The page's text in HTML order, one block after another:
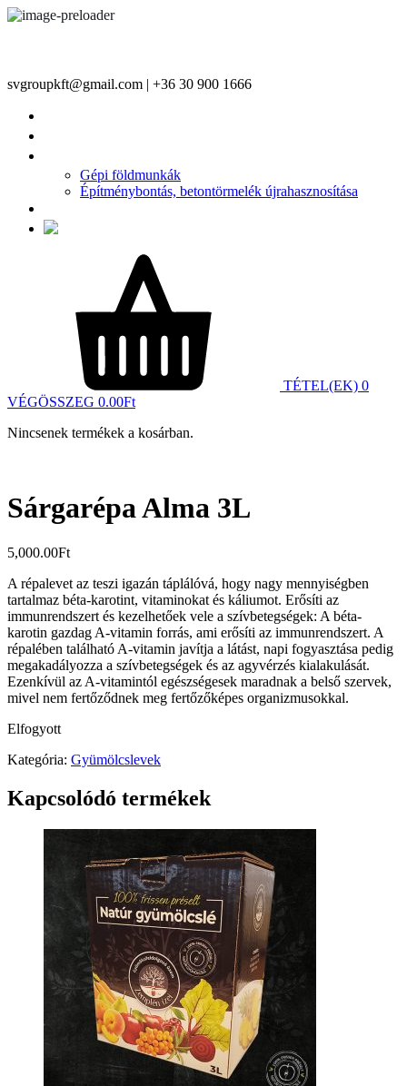
svgroupkft@gmail.com | +36 30 900 1666
Gépi földmunkák
Építménybontás, betontörmelék újrahasznosítása
TÉTEL(EK) 0
VÉGÖSSZEG 0.00Ft
Nincsenek termékek a kosárban.
Sárgarépa Alma 3L
5,000.00Ft
A répalevet az teszi igazán táplálóvá, hogy nagy mennyiségben
tartalmaz béta-karotint, vitaminokat és káliumot. Erősíti az
immunrendszert és kezelhetőek vele a szívbetegségek: A béta-
karotin gazdag A-vitamin forrás, ami erősíti az immunrendszert. A
répalében található A-vitamin javítja a látást, napi fogyasztása pedig
megakadályozza a szívbetegségek és az agyvérzés kialakulását.
Ezenkívül az A-vitamintól egészségesek maradnak a belső szervek,
mivel nem fertőződnek meg fertőzőképes organizmusokkal.
Elfogyott
Kategória: Gyümölcslevek
Kapcsolódó termékek